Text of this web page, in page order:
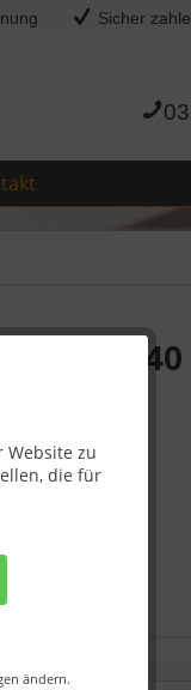
Sicher
Website zu
die für
ändern.
340
€